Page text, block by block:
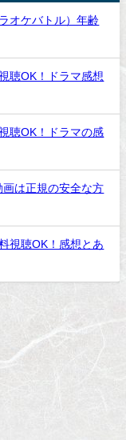
オケバトル）年齢
聴OK！ドラマ感想
聴OK！ドラマの感
は正規の安全な方
視聴OK！感想とあ